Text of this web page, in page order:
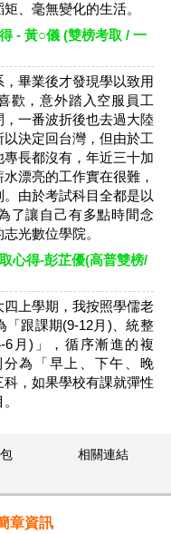
、毫無變化的生活。
- 黃○儀 (雙榜考取 / 一
畢業後才發現學以致用
歡，意外踏入空服員工
一番波折後也去過大陸
決定回台灣，但由於工
長都沒有，年近三十加
漂亮的工作實在很難，
由於考試科目全都是以
了讓自己有多點時間念
光數位學院。
心得-彭芷優(高普雙榜/
上學期，我按照學儒老
「跟課期(9-12月)、統整
6月)」，循序漸進的複
為「早上、下午、晚
科，如果學校有課就彈性
相關連結
章資訊